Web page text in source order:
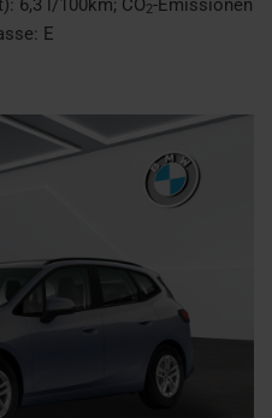
6,3 l/100km; CO2-Emissionen
E